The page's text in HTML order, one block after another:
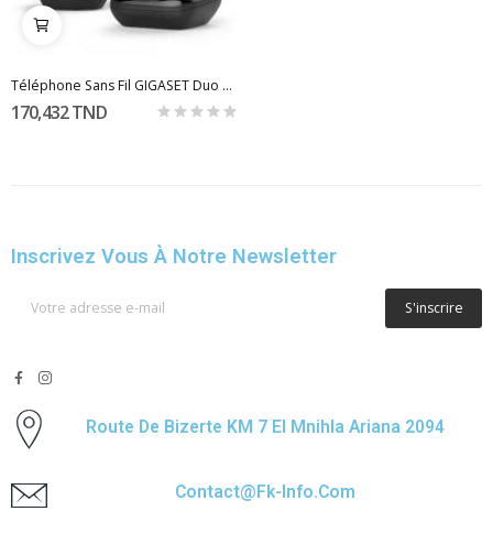
Téléphone Sans Fil GIGASET Duo A170 - Noir
170,432 TND
Inscrivez Vous À Notre Newsletter
S'inscrire
Route De Bizerte KM 7 El Mnihla Ariana 2094
Contact@fk-Info.com